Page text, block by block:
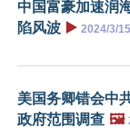
中国富豪加速润
陷风波 ▶️ 2024/3/15
美国务卿错会中
政府范围调查 🖼️